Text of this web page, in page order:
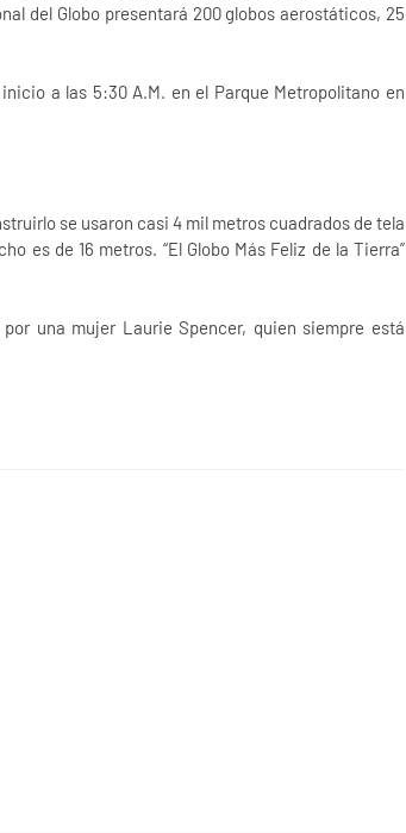
del Globo presentará 200 globos aerostáticos, 25
a las 5:30 A.M. en el Parque Metropolitano en
se usaron casi 4 mil metros cuadrados de tela
es de 16 metros. “El Globo Más Feliz de la Tierra”
una mujer Laurie Spencer, quien siempre está